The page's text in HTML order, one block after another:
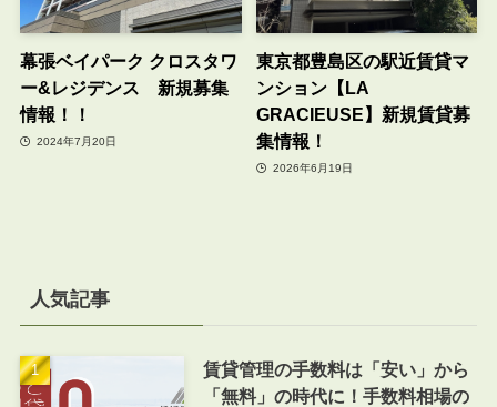
幕張ベイパーク クロスタワ
ー&レジデンス 新規募集
情報！！
2024年7月20日
東京都豊島区の駅近賃貸マ
ンション【LA
GRACIEUSE】新規賃貸募
集情報！
2026年6月19日
人気記事
賃貸管理の手数料は「安い」から
「無料」の時代に！手数料相場の